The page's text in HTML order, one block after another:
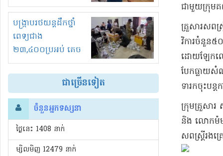
បាក់ច្រាំងទន្លេ និង
រំខានទាំងយប់ទាំងថ្ងៃ
បង្ក្រាបរថយន្តដឹកថ្នាំ
ពេទ្យជាង
២៣,៤០០ប្រអប់ គេច
ពន្ធនិងអត់ច្បាប់នាំ
ចូល!?
ជាច្រើនទៀត
ចំនួនអ្នកទស្សនា
ថ្ងៃនេះ​ 1408 នាក់
ម្សិលមិញ 12479 នាក់
ជាមួយ​ក្រុម​គ
គ្រួសារ​សព​ស្
វិការ​ចំនួន​៥
ដោយឡែក​លោ
បែកធ្លាយ​សំ
ទារក​ចុះ​បន្ត​
ក្រុមគ្រួសា
និង លោក​ម៉ម
សព​ស្ត្រី​រងគ្